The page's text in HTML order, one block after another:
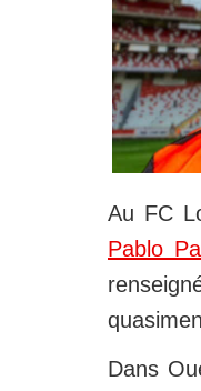
Au FC
Pablo
Dans